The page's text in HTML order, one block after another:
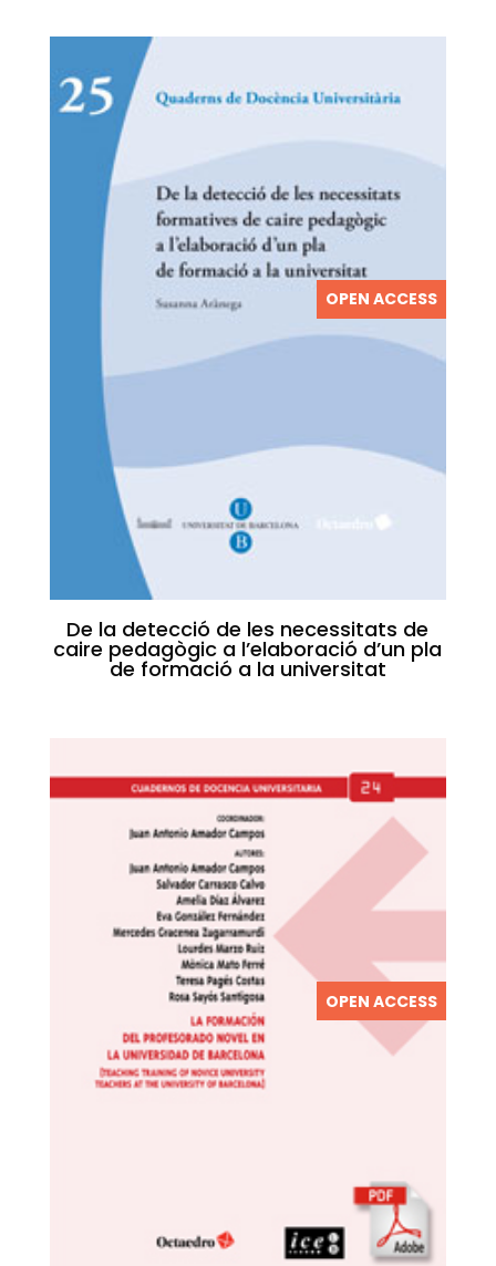
OPEN ACCESS
De la detecció de les necessitats de
caire pedagògic a l’elaboració d’un pla
de formació a la universitat
OPEN ACCESS